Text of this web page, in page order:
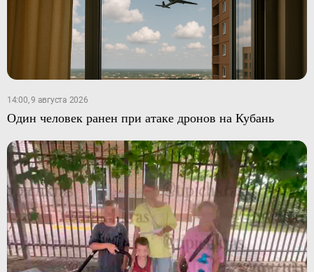
14:00, 9 августа 2026
Один человек ранен при атаке дронов на Кубань